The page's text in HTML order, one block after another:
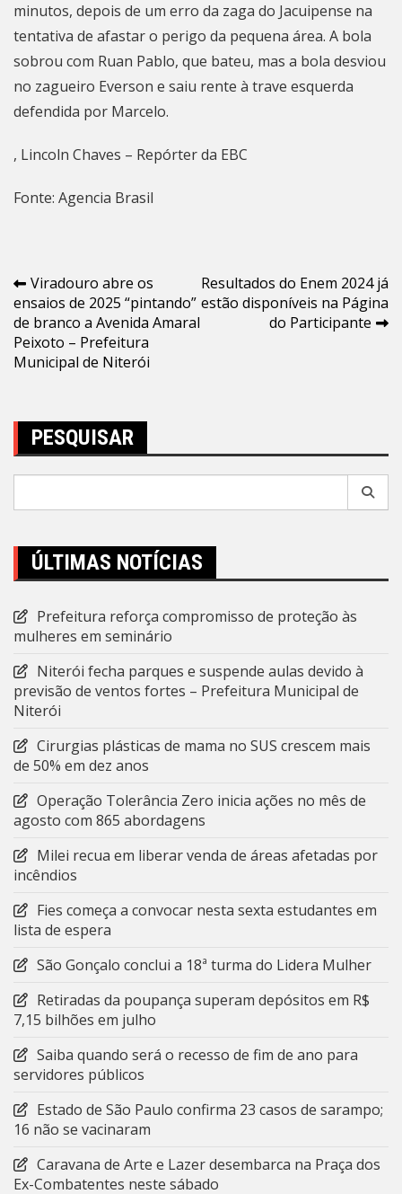
minutos, depois de um erro da zaga do Jacuipense na
tentativa de afastar o perigo da pequena área. A bola
sobrou com Ruan Pablo, que bateu, mas a bola desviou
no zagueiro Everson e saiu rente à trave esquerda
defendida por Marcelo.
, Lincoln Chaves – Repórter da EBC
Fonte: Agencia Brasil
Navegação
de
Post
Viradouro abre os
ensaios de 2025 “pintando”
de branco a Avenida Amaral
Peixoto – Prefeitura
Municipal de Niterói
Resultados do Enem 2024 já
estão disponíveis na Página
do Participante
PESQUISAR
ÚLTIMAS NOTÍCIAS
Prefeitura reforça compromisso de proteção às
mulheres em seminário
Niterói fecha parques e suspende aulas devido à
previsão de ventos fortes – Prefeitura Municipal de
Niterói
Cirurgias plásticas de mama no SUS crescem mais
de 50% em dez anos
Operação Tolerância Zero inicia ações no mês de
agosto com 865 abordagens
Milei recua em liberar venda de áreas afetadas por
incêndios
Fies começa a convocar nesta sexta estudantes em
lista de espera
São Gonçalo conclui a 18ª turma do Lidera Mulher
Retiradas da poupança superam depósitos em R$
7,15 bilhões em julho
Saiba quando será o recesso de fim de ano para
servidores públicos
Estado de São Paulo confirma 23 casos de sarampo;
16 não se vacinaram
Caravana de Arte e Lazer desembarca na Praça dos
Ex-Combatentes neste sábado